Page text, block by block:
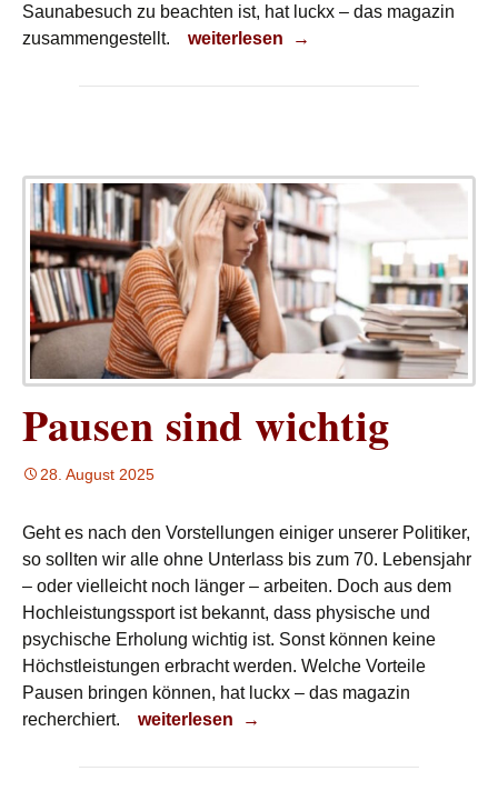
Saunabesuch zu beachten ist, hat luckx – das magazin
zusammengestellt.
Erholung
weiterlesen →
Pausen sind wichtig
28. August 2025
Geht es nach den Vorstellungen einiger unserer Politiker,
so sollten wir alle ohne Unterlass bis zum 70. Lebensjahr
– oder vielleicht noch länger – arbeiten. Doch aus dem
Hochleistungssport ist bekannt, dass physische und
psychische Erholung wichtig ist. Sonst können keine
Höchstleistungen erbracht werden. Welche Vorteile
Pausen bringen können, hat luckx – das magazin
recherchiert.
Pausen sind wichtig
weiterlesen →